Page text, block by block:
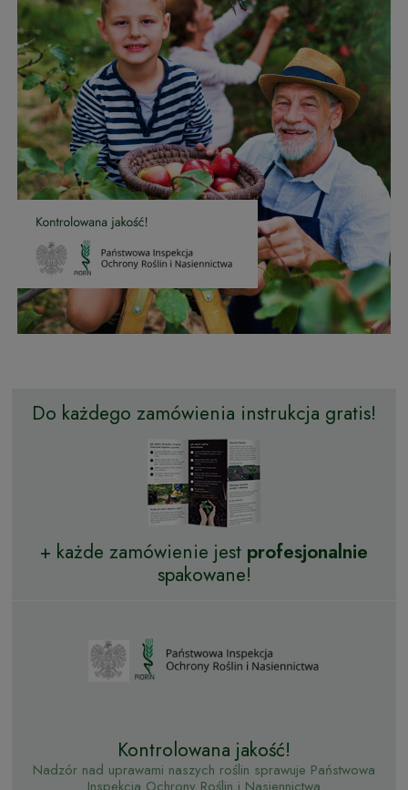
Do każdego zamówienia instrukcja gratis!
+ każde zamówienie jest profesjonalnie
spakowane!
Kontrolowana jakość!
Nadzór nad uprawami naszych roślin sprawuje Państwowa